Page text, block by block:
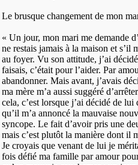
Le brusque changement de mon
« Un jour, mon mari me demande
ne restais jamais à la maison et s’il
au foyer. Vu son attitude, j’ai
faisais, c’était pour l’aider. Par
abandonner. Mais avant, j’avais
ma mère m’a aussi suggéré
cela, c’est lorsque j’ai décidé de
qu’il m’a annoncé la mauvaise
syncope. Le fait d’avoir pris une
mais c’est plutôt la manière dont il
Je croyais que venant de lui je
fois défié ma famille par amour